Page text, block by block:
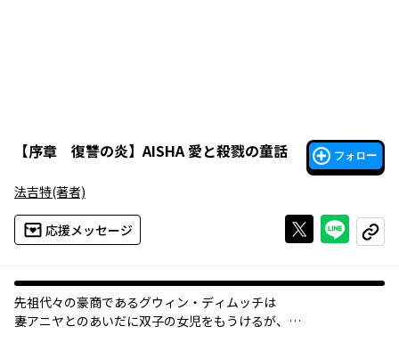
【序章 復讐の炎】AISHA 愛と殺戮の童話 フォロー
法吉特(著者)
応援メッセージ Xで投稿する
ライン
コピー
先祖代々の豪商であるグウィン・ディムッチは
妻アニヤとのあいだに双子の女児をもうけるが、